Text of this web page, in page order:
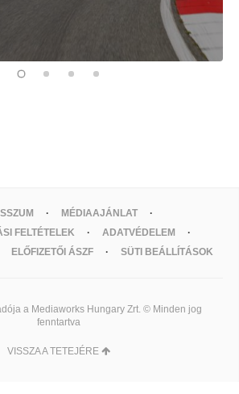
MÉDIAAJÁNLAT
FELTÉTELEK
ADATVÉDELEM
ELŐFIZETŐI ÁSZF SÜTI BEÁLLÍTÁSOK
a Mediaworks Hungary Zrt. © Minden jog
fenntartva
VISSZA A TETEJÉRE